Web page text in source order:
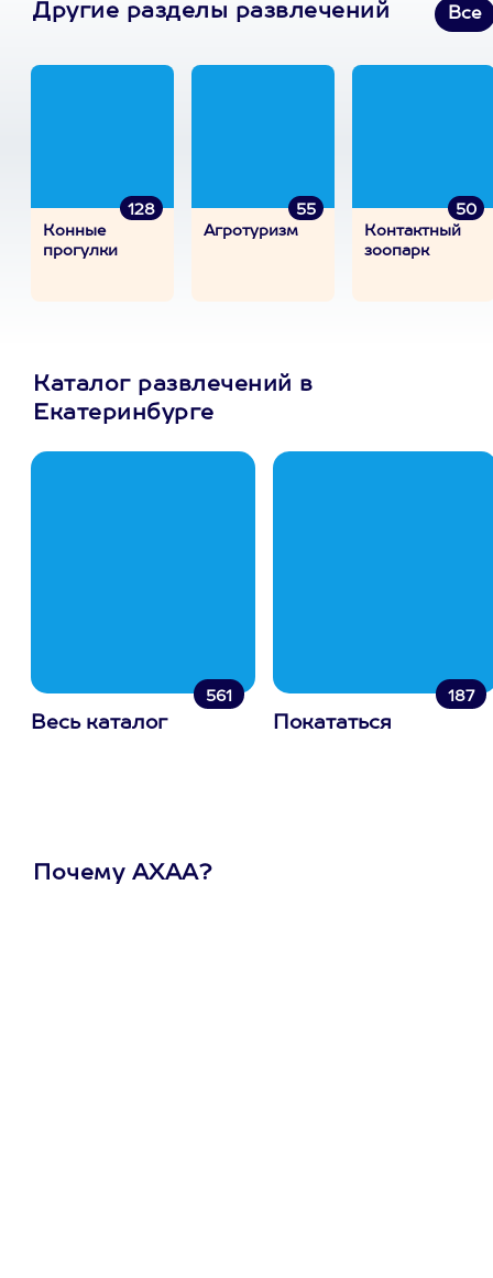
Другие разделы развлечений Все
128
Конные
прогулки
55
Агротуризм
50
Контактный
зоопарк
Каталог развлечений в
Екатеринбурге
561
Весь каталог
187
Покататься
Почему АХАА?